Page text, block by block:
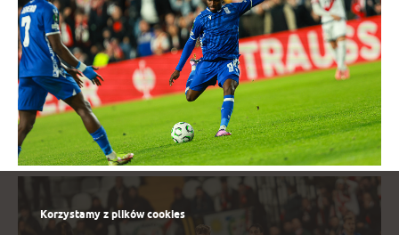
Korzystamy z plików cookies